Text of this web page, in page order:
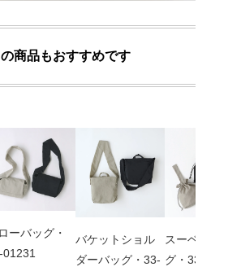
商品もおすすめです
ーバッグ・
01231
バケットショル
ダーバッグ・33-
スーベニア
グ・33-